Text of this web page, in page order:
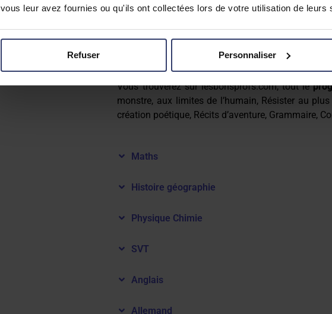
vous leur avez fournies ou qu'ils ont collectées lors de votre utilisation de leurs
Refuser Personnaliser
Nos cours en Sixième
Vous trouverez sur lesbonsprofs.com, tout le
monstre, aux limites de l’humain, Résister au
création poétique, Récits d’aventure, Grammaire,
Maths
Histoire géographie
Physique Chimie
SVT
Anglais
Allemand